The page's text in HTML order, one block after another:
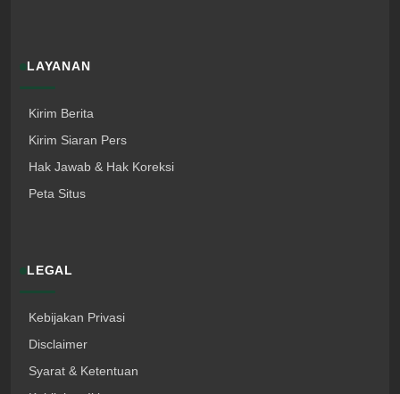
LAYANAN
Kirim Berita
Kirim Siaran Pers
Hak Jawab & Hak Koreksi
Peta Situs
LEGAL
Kebijakan Privasi
Disclaimer
Syarat & Ketentuan